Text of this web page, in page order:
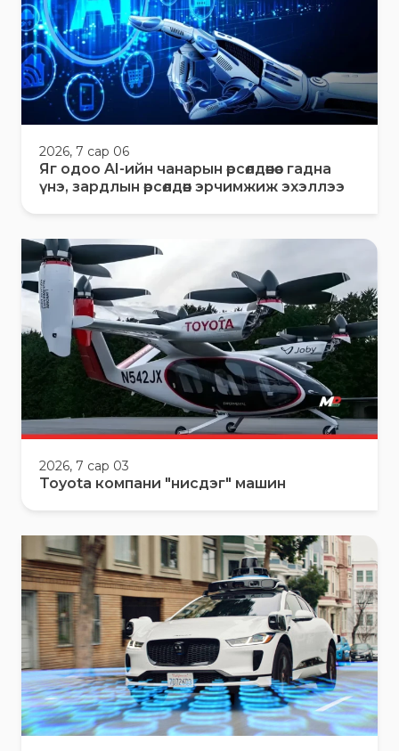
2026, 7 сар 06
Яг одоо AI-ийн чанарын өрсөлдөөнөөс гадна
үнэ, зардлын өрсөлдөөн эрчимжиж эхэллээ
2026, 7 сар 03
Toyota компани "нисдэг" машин